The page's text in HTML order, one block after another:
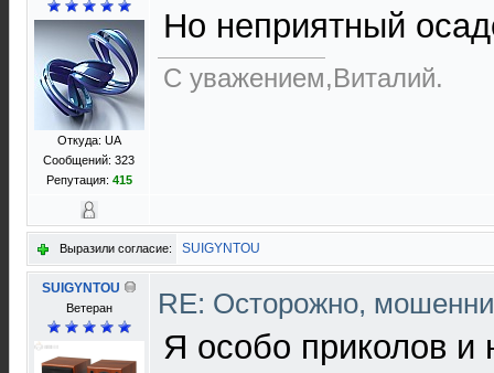
Откуда: UA
Сообщений: 323
Репутация: 415
Но неприятный
С уважением,Виталий.
Выразили согласие: SUIGYNTOU
SUIGYNTOU
Ветеран RE: Осторожно,
Я особо приколов